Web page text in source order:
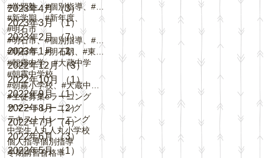
2023年4月 （3）3件の記事
2023年3月 （1）
1件の記事
2023年2月 （7）7件の記事
2023年1月 （2）
2件の記事
2022年12月 （3）3件の記事
2022年10月
（1） 1件の記事
2022年9月 （1）1件の記事
2022年8月 （2）2件の記事
2022年7月 （4）4件の記事
2022年6月 （3） 3件の記事
2022年5月 （1） 1件の記事
#新学期、#新年度、
#明石市
#朝霧中学、#大蔵中学
#朝霧中学校
#生徒募集eラーニング
サマートレーニング
テキストトレーニング
中学生人丸人丸小学校
個人指導個別指導
冬期講習合格率